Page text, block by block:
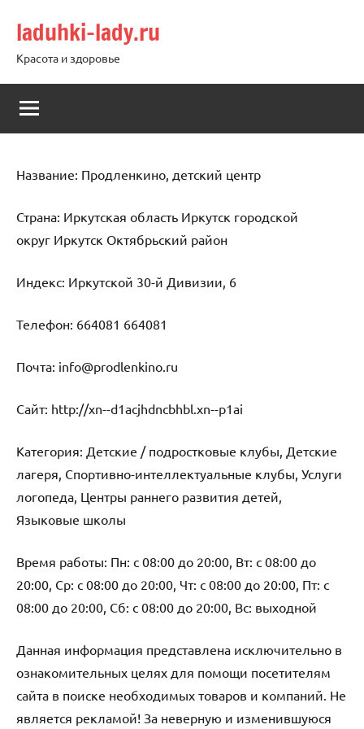
содержимому
laduhki-lady.ru
Красота и здоровье
Название: Продленкино, детский центр
Страна: Иркутская область Иркутск городской
округ Иркутск Октябрьский район
Индекс: Иркутской 30-й Дивизии, 6
Телефон: 664081 664081
Почта: info@prodlenkino.ru
Cайт: http://xn--d1acjhdncbhbl.xn--p1ai
Категория: Детские / подростковые клубы, Детские
лагеря, Спортивно-интеллектуальные клубы, Услуги
логопеда, Центры раннего развития детей,
Языковые школы
Время работы: Пн: с 08:00 до 20:00, Вт: с 08:00 до
20:00, Ср: с 08:00 до 20:00, Чт: с 08:00 до 20:00, Пт: с
08:00 до 20:00, Сб: с 08:00 до 20:00, Вс: выходной
Данная информация представлена исключительно в
ознакомительных целях для помощи посетителям
сайта в поиске необходимых товаров и компаний. Не
является рекламой! За неверную и изменившуюся